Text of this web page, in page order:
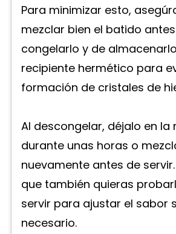
Para minimizar esto,
mezclar bien el batido
congelarlo y de
recipiente hermético para
formación de cristales de
Al descongelar, déjalo en la
durante unas horas o
nuevamente antes de
que también quieras
servir para ajustar el sabor
necesario.